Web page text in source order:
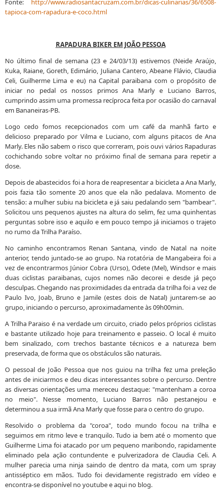
tapioca-com-rapadura-e-coco.html
RAPADURA BIKER EM JOÃO PESSOA
No último final de semana (23 e 24/03/13) estivemos (Neide Araújo,
Kuka, Raiane, Goreth, Edimário, Juliana Cantero, Abeane Flávio, Claudia
Celi, Guilherme Lima e eu) na Capital paraibana com o propósito de
iniciar no pedal os nossos primos Ana Marly e Luciano Barros,
cumprindo assim uma promessa recíproca feita por ocasião do carnaval
em Bananeiras-PB.
Logo cedo fomos recepcionados com um café da manhã farto e
delicioso preparado por Vilma e Luciano, com alguns pitacos de Ana
Marly. Eles não sabem o risco que correram, pois ouvi vários Rapaduras
cochichando sobre voltar no próximo final de semana para repetir a
dose.
Depois de abastecidos foi a hora de reapresentar a bicicleta a Ana Marly,
pois fazia tão somente 20 anos que ela não pedalava. Momento de
tensão: a mulher subiu na bicicleta e já saiu pedalando sem "bambear".
Solicitou uns pequenos ajustes na altura do selim, fez uma quinhentas
perguntas sobre isso e aquilo e em pouco tempo já iniciamos o trajeto
no rumo da Trilha Paraíso.
No caminho encontramos Renan Santana, vindo de Natal na noite
anterior, tendo juntado-se ao grupo. Na rotatória de Mangabeira foi a
vez de encontrarmos Júnior Cobra (Urso), Odete (Mel), Windsor e mais
duas ciclistas paraibanas, cujos nomes não decorei e desde já peço
desculpas. Chegando nas proximidades da entrada da trilha foi a vez de
Paulo Ivo, Joab, Bruno e Jamile (estes dois de Natal) juntarem-se ao
grupo, iniciando o percurso, aproximadamente às 09h00min.
A Trilha Paraiso é na verdade um circuito, criado pelos próprios ciclistas
e bastante utilizado hoje para treinamento e passeio. O local é muito
bem sinalizado, com trechos bastante técnicos e a natureza bem
preservada, de forma que os obstáculos são naturais.
O pessoal de João Pessoa que nos guiou na trilha fez uma preleção
antes de iniciarmos e deu dicas interessantes sobre o percurso. Dentre
as diversas orientações uma mereceu destaque: "mantenham a coroa
no meio". Nesse momento, Luciano Barros não pestanejou e
determinou a sua irmã Ana Marly que fosse para o centro do grupo.
Resolvido o problema da "coroa", todo mundo focou na trilha e
seguimos em ritmo leve e tranquilo. Tudo ia bem até o momento que
Guilherme Lima foi atacado por um pequeno maribondo, rapidamente
eliminado pela ação contundente e pulverizadora de Claudia Celi. A
mulher parecia uma ninja saindo de dentro da mata, com um spray
antisséptico em mãos. Tudo foi devidamente registrado em vídeo e
encontra-se disponível no youtube e aqui no blog.